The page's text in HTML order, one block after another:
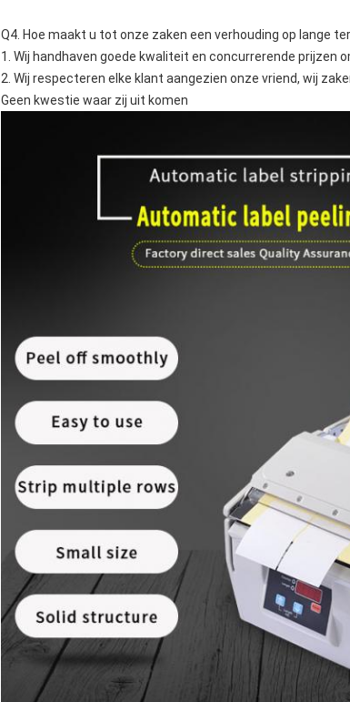
Q4. Hoe maakt u tot onze zaken een verhouding op lange
1. Wij handhaven goede kwaliteit en concurrerende prijzen
2. Wij respecteren elke klant aangezien onze vriend, wij
Geen kwestie waar zij uit komen